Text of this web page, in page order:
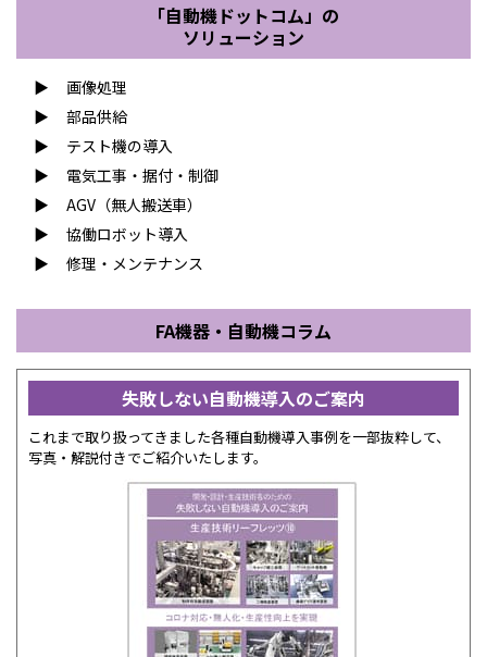
「自動機ドットコム」の
ソリューション
画像処理
部品供給
テスト機の導入
電気工事・据付・制御
AGV（無人搬送車）
協働ロボット導入
修理・メンテナンス
FA機器・自動機コラム
失敗しない自動機導入のご案内
これまで取り扱ってきました各種自動機導入事例を一部抜粋して、
写真・解説付きでご紹介いたします。